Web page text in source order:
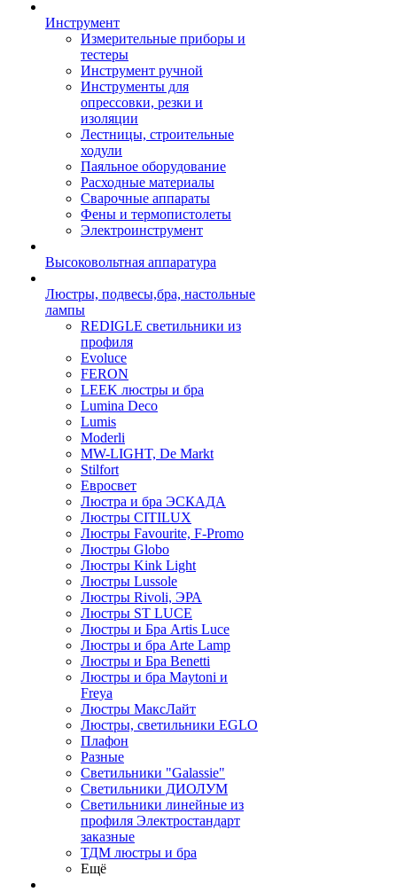
Инструмент
Измерительные приборы и
тестеры
Инструмент ручной
Инструменты для
опрессовки, резки и
изоляции
Лестницы, строительные
ходули
Паяльное оборудование
Расходные материалы
Сварочные аппараты
Фены и термопистолеты
Электроинструмент
Высоковольтная аппаратура
Люстры, подвесы,бра, настольные
лампы
REDIGLE светильники из
профиля
Evoluce
FERON
LEEK люстры и бра
Lumina Deco
Lumis
Moderli
MW-LIGHT, De Markt
Stilfort
Евросвет
Люстра и бра ЭСКАДА
Люстры CITILUX
Люстры Favourite, F-Promo
Люстры Globo
Люстры Kink Light
Люстры Lussole
Люстры Rivoli, ЭРА
Люстры ST LUCE
Люстры и Бра Artis Luce
Люстры и бра Arte Lamp
Люстры и Бра Benetti
Люстры и бра Maytoni и
Freya
Люстры МаксЛайт
Люстры, светильники EGLO
Плафон
Разные
Светильники "Galassie"
Светильники ДИОЛУМ
Светильники линейные из
профиля Электростандарт
заказные
ТДМ люстры и бра
Ещё